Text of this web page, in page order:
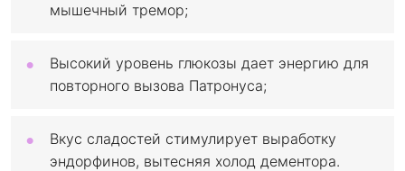
мышечный тремор;
Высокий уровень глюкозы дает энергию для
повторного вызова Патронуса;
Вкус сладостей стимулирует выработку
эндорфинов, вытесняя холод дементора.